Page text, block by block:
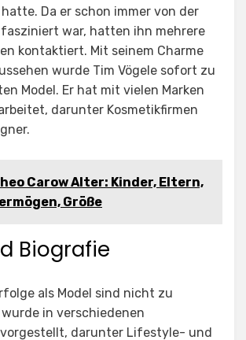
Da er schon immer von der
fasziniert war, hatten ihn mehrere
kontaktiert. Mit seinem Charme
wurde Tim Vögele sofort zu
Model. Er hat mit vielen Marken
darunter Kosmetikfirmen
Carow Alter: Kinder, Eltern,
Größe
Biografie
als Model sind nicht zu
wurde in verschiedenen
darunter Lifestyle- und